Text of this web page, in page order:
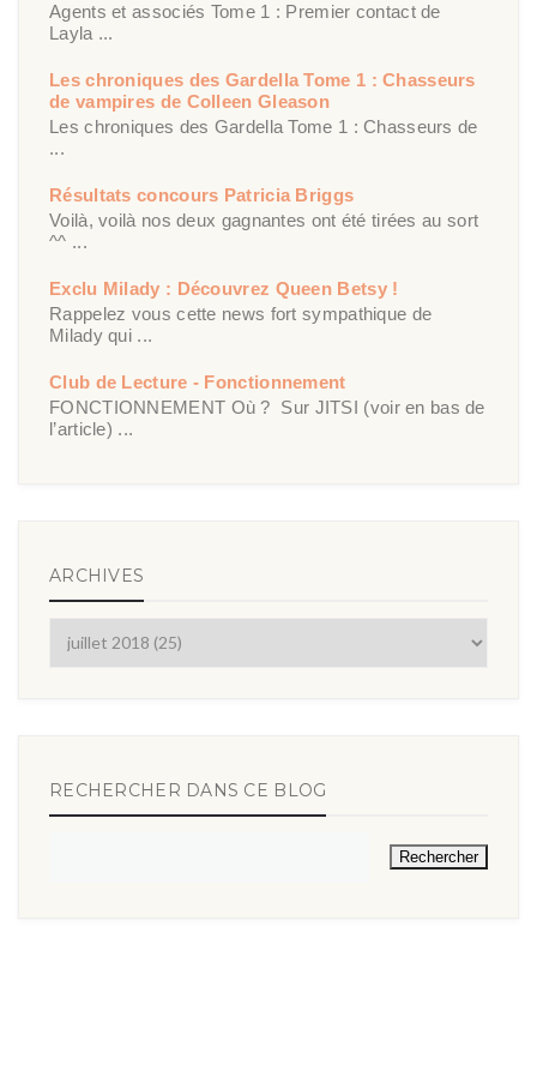
Agents et associés Tome 1 : Premier contact de
Layla ...
Les chroniques des Gardella Tome 1 : Chasseurs
de vampires de Colleen Gleason
Les chroniques des Gardella Tome 1 : Chasseurs de
...
Résultats concours Patricia Briggs
Voilà, voilà nos deux gagnantes ont été tirées au sort
^^ ...
Exclu Milady : Découvrez Queen Betsy !
Rappelez vous cette news fort sympathique de
Milady qui ...
Club de Lecture - Fonctionnement
FONCTIONNEMENT Où ? Sur JITSI (voir en bas de
l’article) ...
ARCHIVES
RECHERCHER DANS CE BLOG